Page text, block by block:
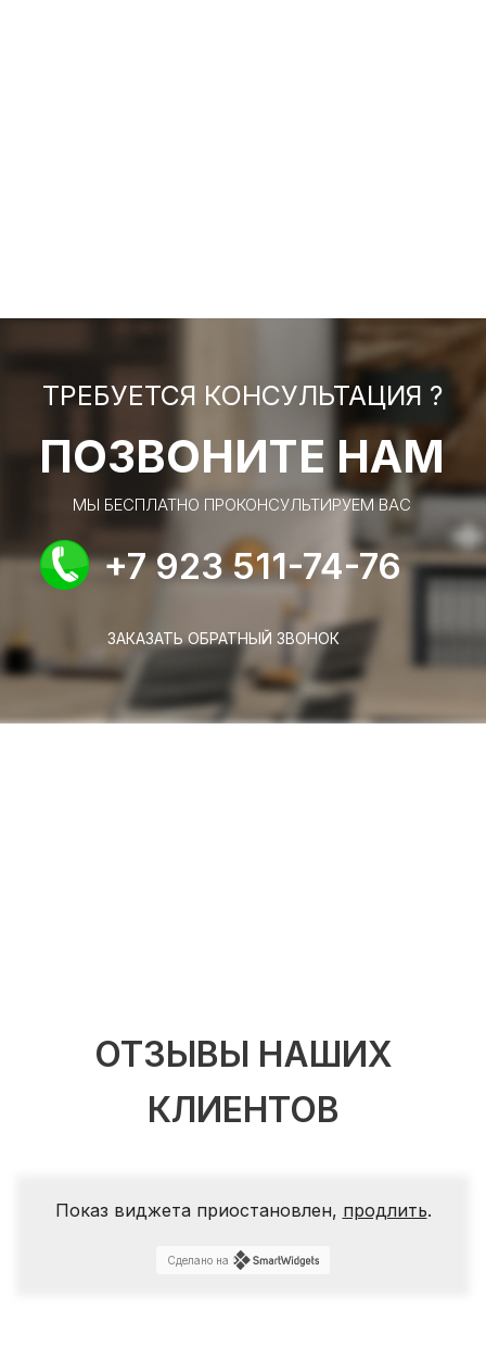
ТРЕБУЕТСЯ КОНСУЛЬТАЦИЯ ?
ПОЗВОНИТЕ НАМ
МЫ БЕСПЛАТНО ПРОКОНСУЛЬТИРУЕМ ВАС
+7 923 511-74-76
ЗАКАЗАТЬ ОБРАТНЫЙ ЗВОНОК
ОТЗЫВЫ НАШИХ
КЛИЕНТОВ
Показ виджета приостановлен, продлить.
Сделано на